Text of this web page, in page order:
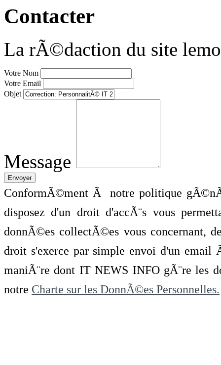
Contacter
La rÃ©daction du site
Votre Nom
Votre Email
Objet
Message
ConformÃ©ment Ã notre politique
disposez d'un droit d'accÃ¨s vous
donnÃ©es collectÃ©es vous concernant,
droit s'exerce par simple envoi d'un
maniÃ¨re dont IT NEWS INFO gÃ¨re les
notre Charte sur les DonnÃ©es Personnelles.